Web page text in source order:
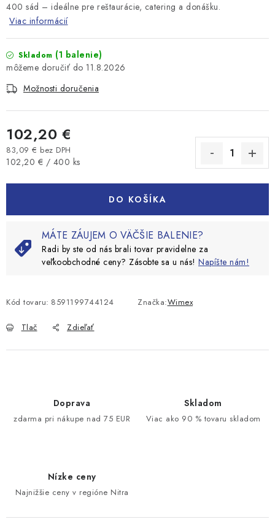
400 sád – ideálne pre reštaurácie, catering a donášku.
Viac informácií
Skladom (1 balenie)
11.8.2026
Možnosti doručenia
102,20 €
83,09 € bez DPH
Jednotková cena:
102,20 € / 400 ks
DO KOŠÍKA
MÁTE ZÁUJEM O VÄČŠIE BALENIE?
Radi by ste od nás brali tovar pravidelne za
veľkoobchodné ceny? Zásobte sa u nás! Napíšte nám!
Kód tovaru: 8591199744124 Značka:Wimex
Tlač Zdieľať
Doprava
zdarma pri nákupe nad 75 EUR
Skladom
Viac ako 90 % tovaru skladom
Nízke ceny
Najnižšie ceny v regióne Nitra